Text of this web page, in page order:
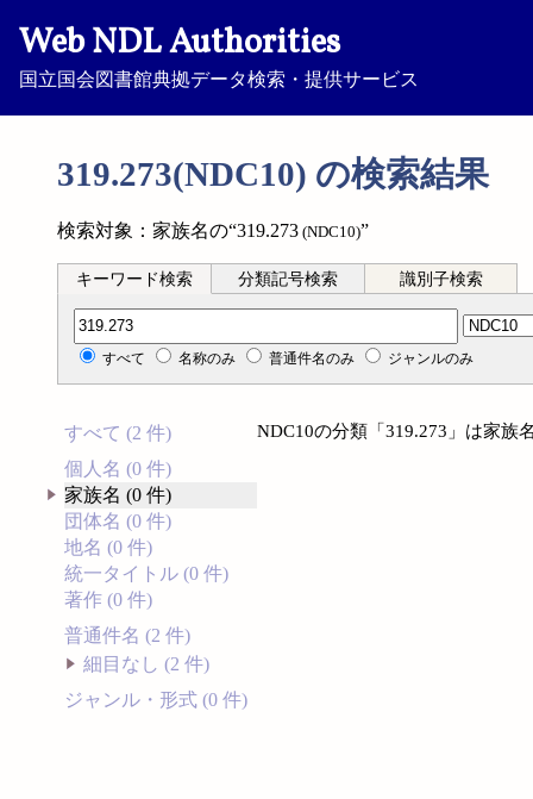
Web NDL Authorities
国立国会図書館典拠データ検索・提供サービス
319.273(NDC10) の検索結果
検索対象：家族名の“319.273 (NDC10)”
キーワード検索 分類記号検索 識別子検索
分類記号検索
すべて 名称のみ 普通件名のみ ジャンルのみ
すべて (2 件)
個人名 (0 件)
家族名 (0 件)
団体名 (0 件)
地名 (0 件)
統一タイトル (0 件)
著作 (0 件)
普通件名 (2 件)
細目なし (2 件)
ジャンル・形式 (0 件)
NDC10の分類「319.273」は家族